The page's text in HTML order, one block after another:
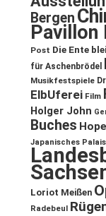
Bergen
Pavillon
Post Die Ente
für Aschenbrödel
Musikfestspiele
ElbUferei Film
Holger John
Buches
Japanisches Palais
Loriot Meißen
Radebeul